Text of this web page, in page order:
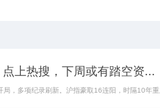
点上热搜，下周或有踏空资...
局，多项纪录刷新。沪指豪取16连阳，时隔10年